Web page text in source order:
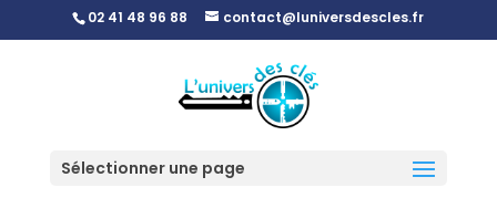
02 41 48 96 88 contact@luniversdescles.fr
Sélectionner une page